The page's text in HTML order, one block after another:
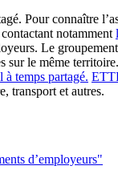
Pour connaître
notamment
Le
sur le même
à temps partagé.
transport et autres.
d’employeurs"